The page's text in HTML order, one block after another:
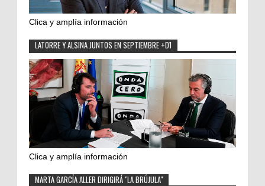
Clica y amplía información
LATORRE Y ALSINA JUNTOS EN SEPTIEMBRE +D1
Clica y amplía información
MARTA GARCÍA ALLER DIRIGIRÁ "LA BRÚJULA"